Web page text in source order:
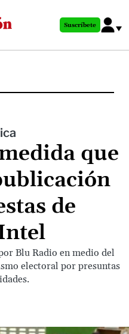
Suscríbete
que
de
Blu Radio en medio del
electoral por presuntas